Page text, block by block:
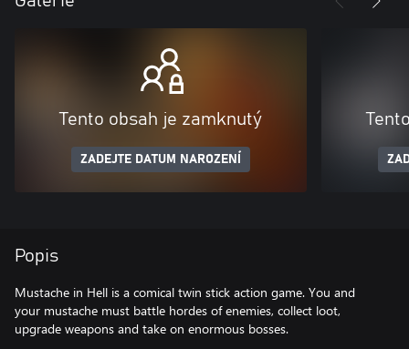
Tento obsah je zamknutý
ZADEJTE DATUM NAROZENÍ
Popis
Mustache in Hell is a comical twin stick action game. You and
your mustache must battle hordes of enemies, collect loot,
upgrade weapons and take on enormous bosses.